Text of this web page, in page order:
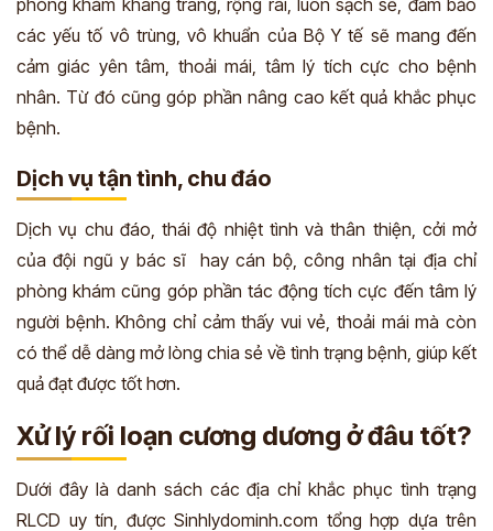
các yếu tố vô trùng, vô khuẩn của Bộ Y tế sẽ mang đến
cảm giác yên tâm, thoải mái, tâm lý tích cực cho bệnh
nhân. Từ đó cũng góp phần nâng cao kết quả khắc phục
bệnh.
Dịch vụ tận tình, chu đáo
Dịch vụ chu đáo, thái độ nhiệt tình và thân thiện, cởi mở
của đội ngũ y bác sĩ hay cán bộ, công nhân tại địa chỉ
phòng khám cũng góp phần tác động tích cực đến tâm lý
người bệnh. Không chỉ cảm thấy vui vẻ, thoải mái mà còn
có thể dễ dàng mở lòng chia sẻ về tình trạng bệnh, giúp kết
quả đạt được tốt hơn.
Xử lý rối loạn cương dương ở đâu tốt?
Dưới đây là danh sách các địa chỉ khắc phục tình trạng
RLCD uy tín, được Sinhlydominh.com tổng hợp dựa trên